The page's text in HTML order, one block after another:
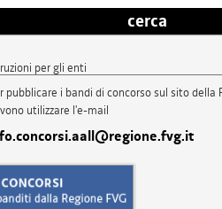
cerca
per gli enti
pubblicare i bandi di concorso sul sito della
utilizzare l'e-mail